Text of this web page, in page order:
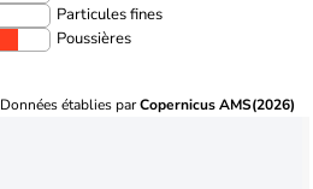
Particules fines
Poussières
Données établies parCopernicus AMS(2026)